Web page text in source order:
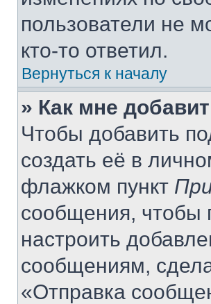
пользователи не
кто-то ответил.
Вернуться к началу
» Как мне
Чтобы добавить
создать её в
флажком пункт
сообщения, чтобы
настроить
сообщениям,
«Отправка